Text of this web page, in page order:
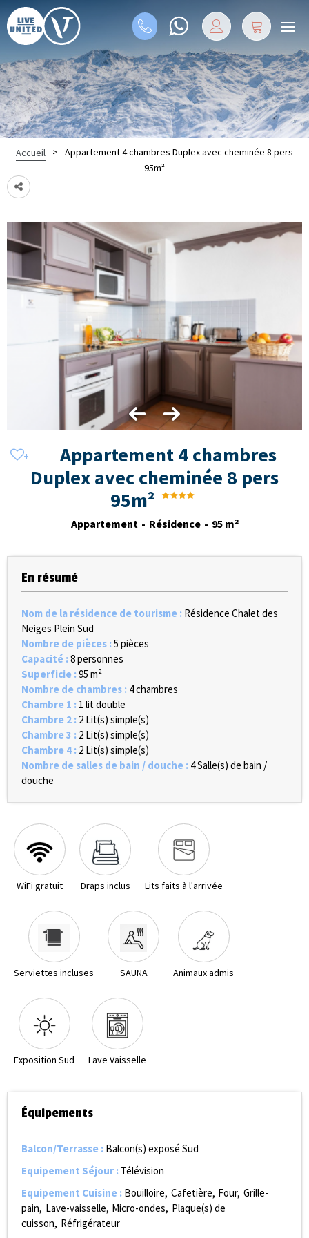
Accueil >
Appartement 4 chambres Duplex avec cheminée 8 pers
95m²
Appartement 4 chambres
Duplex avec cheminée 8 pers
95m²
Appartement Résidence 95 m²
En résumé
Nom de la résidence de tourisme : Résidence Chalet des
Neiges Plein Sud
Nombre de pièces :5 pièces
Capacité :8 personnes
Superficie :95 m²
Nombre de chambres : 4 chambres
Chambre 1 : 1 lit double
Chambre 2 : 2 Lit(s) simple(s)
Chambre 3 : 2 Lit(s) simple(s)
Chambre 4 : 2 Lit(s) simple(s)
Nombre de salles de bain / douche : 4Salle(s) de bain /
douche
WiFi gratuit Draps inclus Lits faits à l'arrivée
Serviettes incluses SAUNA Animaux admis
Exposition Sud Lave Vaisselle
Équipements
Balcon/Terrasse : Balcon(s) exposé Sud
Equipement Séjour : Télévision
Equipement Cuisine : Bouilloire Cafetière Four Grille-
pain Lave-vaisselle Micro-ondes Plaque(s) de
cuisson Réfrigérateur